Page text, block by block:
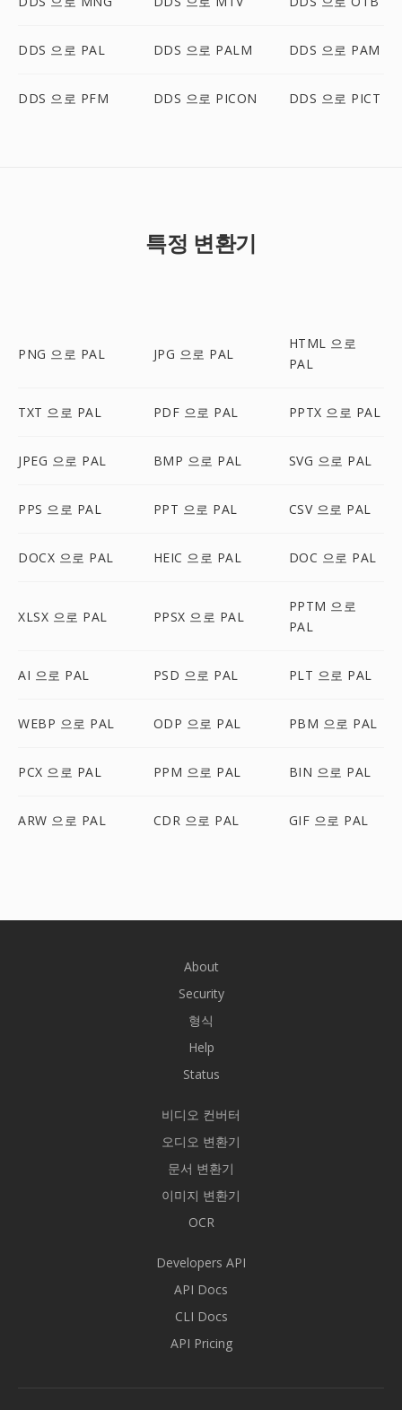
DDS 으로 PAL DDS 으로 PALM DDS 으로 PAM
DDS 으로 PFM DDS 으로 PICON DDS 으로 PICT
특정 변환기
PNG 으로 PAL JPG 으로 PAL
HTML 으로
PAL
TXT 으로 PAL PDF 으로 PAL PPTX 으로 PAL
JPEG 으로 PAL BMP 으로 PAL SVG 으로 PAL
PPS 으로 PAL PPT 으로 PAL CSV 으로 PAL
DOCX 으로 PAL HEIC 으로 PAL DOC 으로 PAL
XLSX 으로 PAL PPSX 으로 PAL
PPTM 으로
PAL
AI 으로 PAL PSD 으로 PAL PLT 으로 PAL
WEBP 으로 PAL ODP 으로 PAL PBM 으로 PAL
PCX 으로 PAL PPM 으로 PAL BIN 으로 PAL
ARW 으로 PAL CDR 으로 PAL GIF 으로 PAL
About
Security
형식
Help
Status
비디오 컨버터
오디오 변환기
문서 변환기
이미지 변환기
OCR
Developers API
API Docs
CLI Docs
API Pricing